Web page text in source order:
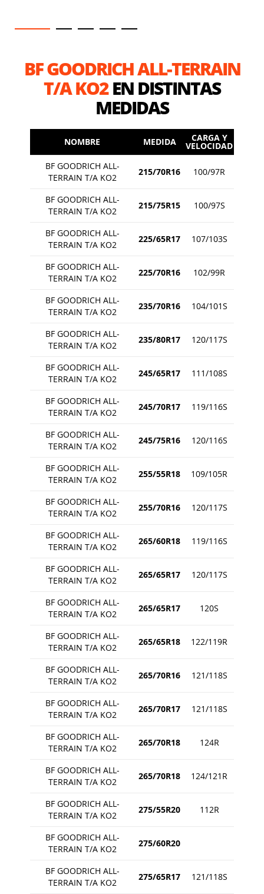
BF GOODRICH ALL-TERRAIN
T/A KO2EN DISTINTAS
MEDIDAS
NOMBRE MEDIDA CARGA Y
VELOCIDAD
BF GOODRICH ALL-
TERRAIN T/A KO2
215/70R16 100/97R
BF GOODRICH ALL-
TERRAIN T/A KO2
215/75R15 100/97S
BF GOODRICH ALL-
TERRAIN T/A KO2
225/65R17 107/103S
BF GOODRICH ALL-
TERRAIN T/A KO2
225/70R16 102/99R
BF GOODRICH ALL-
TERRAIN T/A KO2
235/70R16 104/101S
BF GOODRICH ALL-
TERRAIN T/A KO2
235/80R17 120/117S
BF GOODRICH ALL-
TERRAIN T/A KO2
245/65R17 111/108S
BF GOODRICH ALL-
TERRAIN T/A KO2
245/70R17 119/116S
BF GOODRICH ALL-
TERRAIN T/A KO2
245/75R16 120/116S
BF GOODRICH ALL-
TERRAIN T/A KO2
255/55R18 109/105R
BF GOODRICH ALL-
TERRAIN T/A KO2
255/70R16 120/117S
BF GOODRICH ALL-
TERRAIN T/A KO2
265/60R18 119/116S
BF GOODRICH ALL-
TERRAIN T/A KO2
265/65R17 120/117S
BF GOODRICH ALL-
TERRAIN T/A KO2
265/65R17 120S
BF GOODRICH ALL-
TERRAIN T/A KO2
265/65R18 122/119R
BF GOODRICH ALL-
TERRAIN T/A KO2
265/70R16 121/118S
BF GOODRICH ALL-
TERRAIN T/A KO2
265/70R17 121/118S
BF GOODRICH ALL-
TERRAIN T/A KO2
265/70R18 124R
BF GOODRICH ALL-
TERRAIN T/A KO2
265/70R18 124/121R
BF GOODRICH ALL-
TERRAIN T/A KO2
275/55R20 112R
BF GOODRICH ALL-
TERRAIN T/A KO2
275/60R20
BF GOODRICH ALL-
TERRAIN T/A KO2
275/65R17 121/118S